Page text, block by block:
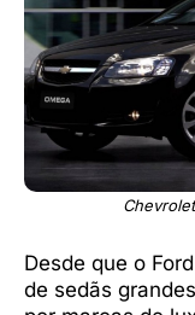
Desde que o
de sedãs